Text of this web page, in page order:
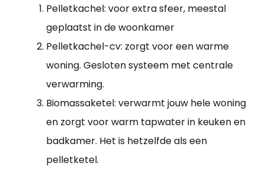
Pelletkachel: voor extra sfeer, meestal
geplaatst in de woonkamer
Pelletkachel-cv: zorgt voor een warme
woning. Gesloten systeem met centrale
verwarming.
Biomassaketel: verwarmt jouw hele woning
en zorgt voor warm tapwater in keuken en
badkamer. Het is hetzelfde als een
pelletketel.